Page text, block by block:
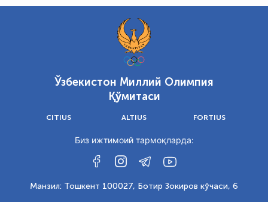
Ўзбекистон Миллий Олимпия
Қўмитаси
CITIUS ALTIUS FORTIUS
Биз ижтимоий тармоқларда:
Манзил: Тошкент 100027, Ботир Зокиров кўчаси, 6